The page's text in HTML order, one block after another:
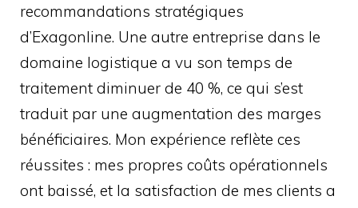
recommandations stratégiques
d’Exagonline. Une autre entreprise dans le
domaine logistique a vu son temps de
traitement diminuer de 40 %, ce qui s’est
traduit par une augmentation des marges
bénéficiaires. Mon expérience reflète ces
réussites : mes propres coûts opérationnels
ont baissé, et la satisfaction de mes clients a